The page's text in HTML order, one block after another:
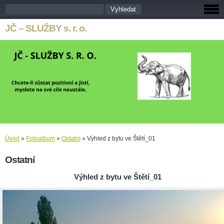
JČ – SLUŽBY s. r. o.
Úvod » Fotoalbum » Ostatní » Výhled z bytu ve Štětí_01
Ostatní
Výhled z bytu ve Štětí_01